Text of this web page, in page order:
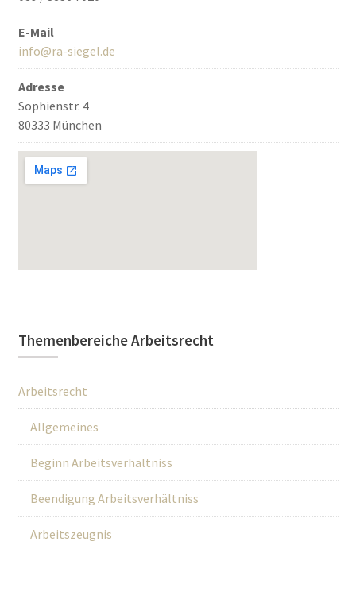
E-Mail
info@ra-siegel.de
Adresse
Sophienstr. 4
80333 München
Themenbereiche Arbeitsrecht
Arbeitsrecht
Allgemeines
Beginn Arbeitsverhältniss
Beendigung Arbeitsverhältniss
Arbeitszeugnis